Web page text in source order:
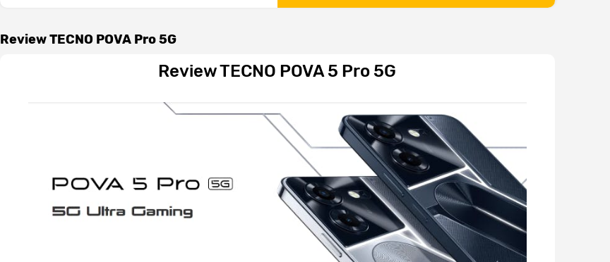
Review TECNO POVA Pro 5G
Review TECNO POVA 5 Pro 5G